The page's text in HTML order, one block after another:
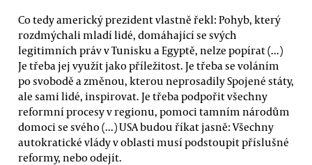
Co tedy americký prezident vlastně řekl: Pohyb, který
rozdmýchali mladí lidé, domáhající se svých
legitimních práv v Tunisku a Egyptě, nelze popírat (...)
Je třeba jej využít jako příležitost. Je třeba se voláním
po svobodě a změnou, kterou neprosadily Spojené státy,
ale sami lidé, inspirovat. Je třeba podpořit všechny
reformní procesy v regionu, pomoci tamním národům
domoci se svého (...) USA budou říkat jasně: Všechny
autokratické vlády v oblasti musí podstoupit příslušné
reformy, nebo odejít.